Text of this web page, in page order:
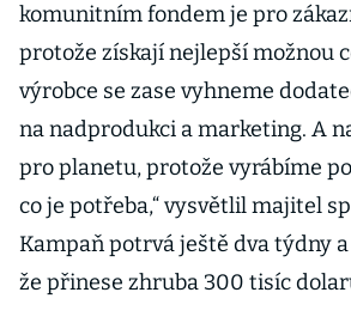
komunitním fondem je pro
protože získají nejlepší možnou
výrobce se zase vyhneme
na nadprodukci a marketing. A
pro planetu, protože vyrábíme
co je potřeba,“ vysvětlil majitel
Kampaň potrvá ještě dva týdny
že přinese zhruba 300 tisíc